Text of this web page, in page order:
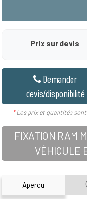
Prix sur devis
Demander
devis/disponibilité
*Les prix et quantités
FIXATION RAM
VÉHICULE
Apercu